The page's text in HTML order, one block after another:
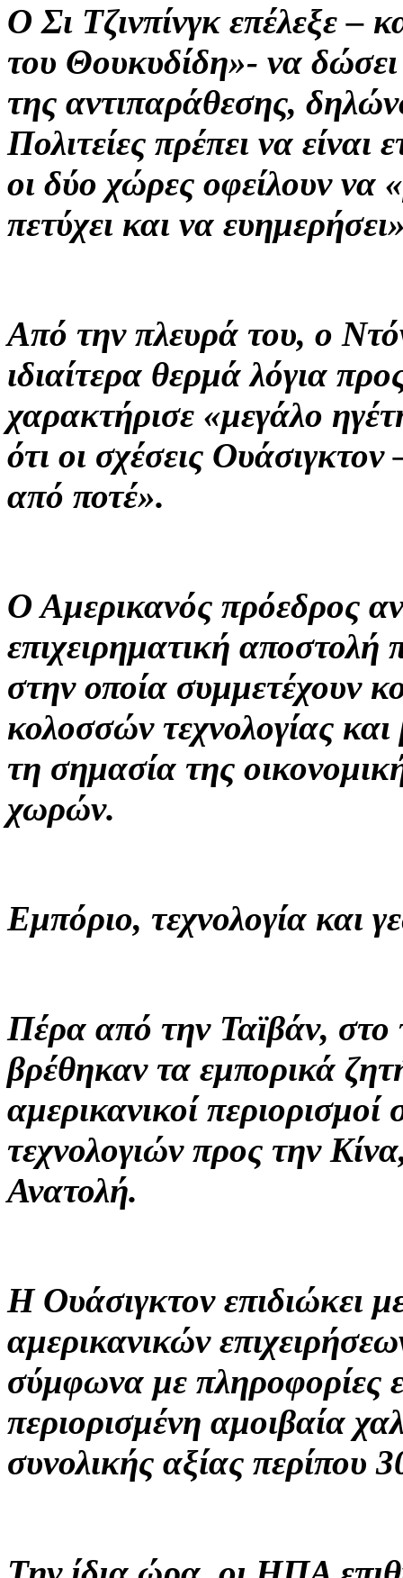
Ο Σι Τζινπίνγκ επέλεξε –
του Θουκυδίδη»- να
της αντιπαράθεσης,
Πολιτείες πρέπει να είναι
οι δύο χώρες οφείλουν να
πετύχει και να
Από την πλευρά του, ο
ιδιαίτερα θερμά λόγια
χαρακτήρισε «μεγάλο
ότι οι σχέσεις
από ποτέ».
Ο Αμερικανός πρόεδρος
επιχειρηματική αποστολή
στην οποία συμμετέχουν
κολοσσών τεχνολογίας
τη σημασία της
χωρών.
Εμπόριο, τεχνολογία και
Πέρα από την Ταϊβάν, στο
βρέθηκαν τα εμπορικά
αμερικανικοί
τεχνολογιών προς την
Ανατολή.
Η Ουάσιγκτον επιδιώκει
αμερικανικών
σύμφωνα με πληροφορίες
περιορισμένη αμοιβαία
συνολικής αξίας περίπου